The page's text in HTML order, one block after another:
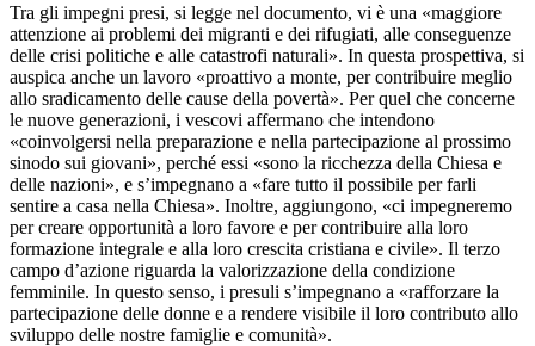
Tra gli impegni presi, si legge nel documento, vi è una «maggiore
attenzione ai problemi dei migranti e dei rifugiati, alle conseguenze
delle crisi politiche e alle catastrofi naturali». In questa prospettiva, si
auspica anche un lavoro «proattivo a monte, per contribuire meglio
allo sradicamento delle cause della povertà». Per quel che concerne
le nuove generazioni, i vescovi affermano che intendono
«coinvolgersi nella preparazione e nella partecipazione al prossimo
sinodo sui giovani», perché essi «sono la ricchezza della Chiesa e
delle nazioni», e s’impegnano a «fare tutto il possibile per farli
sentire a casa nella Chiesa». Inoltre, aggiungono, «ci impegneremo
per creare opportunità a loro favore e per contribuire alla loro
formazione integrale e alla loro crescita cristiana e civile». Il terzo
campo d’azione riguarda la valorizzazione della condizione
femminile. In questo senso, i presuli s’impegnano a «rafforzare la
partecipazione delle donne e a rendere visibile il loro contributo allo
sviluppo delle nostre famiglie e comunità».